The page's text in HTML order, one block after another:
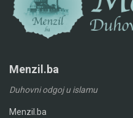
Menzil.ba
Duhovni odgoj u islamu
Menzil.ba